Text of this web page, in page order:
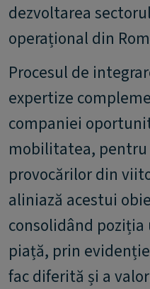
dezvoltarea
operațional din
Procesul de
expertize
companiei
mobilitatea,
provocărilor din
aliniază acestui
consolidând
piață, prin
fac diferită și a